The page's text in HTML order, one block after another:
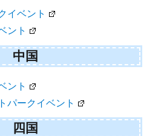
イベント
ント
中国
ント
パークイベント
四国